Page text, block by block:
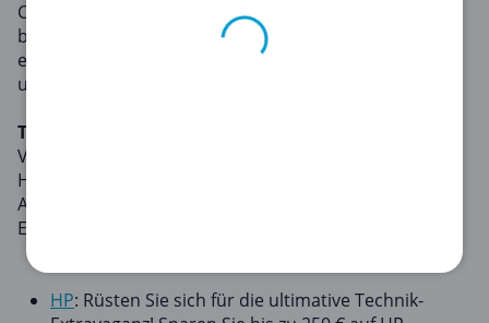
Copacoupona.de, Ihrem ultimativen Ziel für
bemerkenswerte Ersparnisse. Hier bieten wir Ihnen
eine umfangreiche Auswahl an Elektronikgutscheinen,
um Ihr Technikspiel ohne hohe Preise aufzurüsten.
Top Elektronikgutscheine
Von den neuesten Gadgets bis hin zu essentiellen
Haushaltselektronikgeräten haben wir für Sie alles im
Angebot. Hier sind einige der besten
Elektronikgutscheine, die wir derzeit haben:
HP: Rüsten Sie sich für die ultimative Technik-